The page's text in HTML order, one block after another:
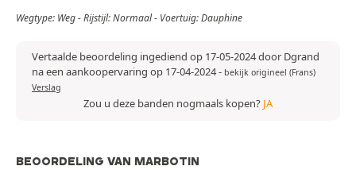
Wegtype: Weg - Rijstijl: Normaal - Voertuig: Dauphine
Vertaalde beoordeling ingediend op 17-05-2024 door Dgrand
na een aankoopervaring op 17-04-2024- bekijk origineel (Frans)
Verslag
Zou u deze banden nogmaals kopen? JA
BEOORDELING VAN MARBOTIN